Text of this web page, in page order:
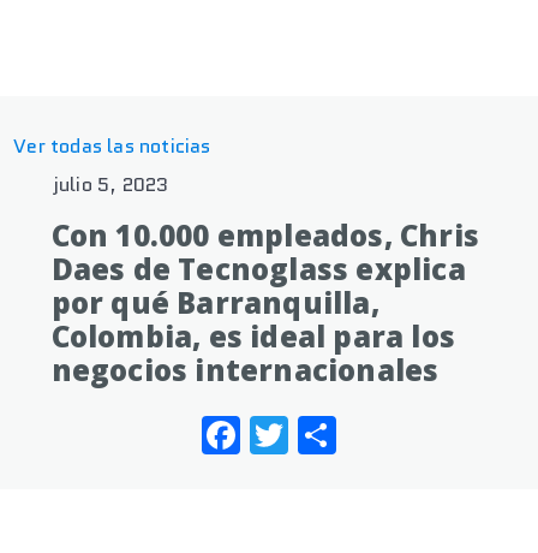
Ver todas las noticias
julio 5, 2023
Con 10.000 empleados, Chris
Daes de Tecnoglass explica
por qué Barranquilla,
Colombia, es ideal para los
negocios internacionales
Facebook
Twitter